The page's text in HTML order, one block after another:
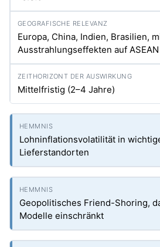
Europa, China, Indien, Brasilien,
Ausstrahlungseffekten auf ASEAN
Mittelfristig (2–4 Jahre)
Lohninflationsvolatilität in
Lieferstandorten
Geopolitisches Friend-Shoring,
Modelle einschränkt